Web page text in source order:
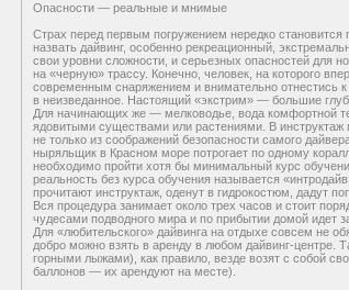
Опасности — реальные и мнимые
Страх перед первым погружением нередко
назвать дайвинг, особенно рекреационный,
свои уровни сложности, и серьезных опасностей для
на «черную» трассу. Конечно, человек, на которого
современным снаряжением и внимательно отнестись
в неизведанное. Настоящий «экстрим» — большие
Для начинающих же — мелководье, вода комфортной
ядовитыми существами или растениями. В инструктаж
не только из соображений безопасности самого
ныряльщик в Красном море потрогает по одному
необходимо пройти хотя бы минимальный курс
реальность без курса обучения называется
прочитают инструктаж, оденут в гидрокостюм, дадут
Вся процедура занимает около трех часов и стоит
чудесами подводного мира и по прибытии домой идет
Для «любительского» дайвинга на отдыхе совсем не
добро можно взять в аренду в любом дайвинг-
горными лыжами), как правило, везде возят с собой
баллонов — их арендуют на месте).